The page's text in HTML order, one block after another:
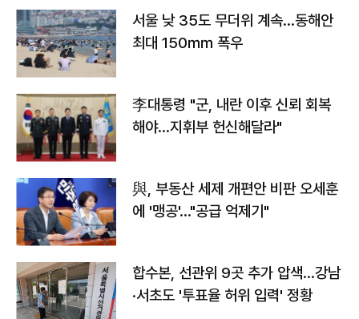
서울 낮 35도 무더위 계속…동해안
최대 150㎜ 폭우
李대통령 "군, 내란 이후 신뢰 회복
해야…지휘부 헌신해달라"
與, 부동산 세제 개편안 비판 오세훈
에 '맹공'…"공급 억제기"
합수본, 선관위 9곳 추가 압색…강남
·서초도 '투표율 허위 입력' 정황